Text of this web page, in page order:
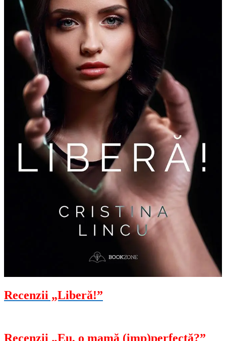
Recenzii „Liberă!”
Recenzii „Eu, o mamă (imp)perfectă?”